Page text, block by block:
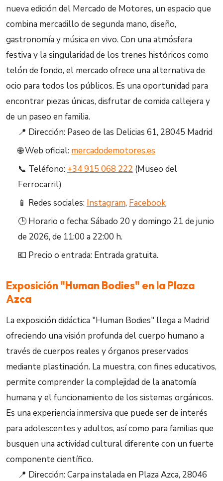
nueva edición del Mercado de Motores, un espacio que
combina mercadillo de segunda mano, diseño,
gastronomía y música en vivo. Con una atmósfera
festiva y la singularidad de los trenes históricos como
telón de fondo, el mercado ofrece una alternativa de
ocio para todos los públicos. Es una oportunidad para
encontrar piezas únicas, disfrutar de comida callejera y
de un paseo en familia.
📍 Dirección: Paseo de las Delicias 61, 28045 Madrid
🌐 Web oficial: mercadodemotores.es
📞 Teléfono: +34 915 068 222 (Museo del
Ferrocarril)
📱 Redes sociales: Instagram, Facebook
🕒 Horario o fecha: Sábado 20 y domingo 21 de junio
de 2026, de 11:00 a 22:00 h.
💶 Precio o entrada: Entrada gratuita.
Exposición "Human Bodies" en la Plaza
Azca
La exposición didáctica "Human Bodies" llega a Madrid
ofreciendo una visión profunda del cuerpo humano a
través de cuerpos reales y órganos preservados
mediante plastinación. La muestra, con fines educativos,
permite comprender la complejidad de la anatomía
humana y el funcionamiento de los sistemas orgánicos.
Es una experiencia inmersiva que puede ser de interés
para adolescentes y adultos, así como para familias que
busquen una actividad cultural diferente con un fuerte
componente científico.
📍 Dirección: Carpa instalada en Plaza Azca, 28046